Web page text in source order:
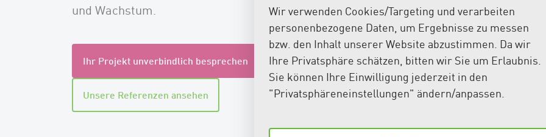
Wir verwenden Cookies/Targeting und verarbeiten
personenbezogene Daten, um Ergebnisse zu messen
bzw. den Inhalt unserer Website abzustimmen. Da wir
Ihre Privatsphäre schätzen, bitten wir Sie um Erlaubnis.
Sie können Ihre Einwilligung jederzeit in den
"Privatsphäreneinstellungen" ändern/anpassen.
und Wachstum.
Ihr Projekt unverbindlich besprechen
Unsere Referenzen ansehen